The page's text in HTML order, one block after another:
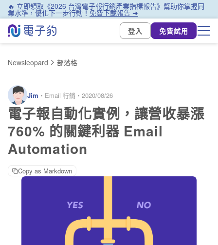
🔥 立即領取《2026 台灣電子報行銷產業指標報告》幫助你掌握同
業水準，優化下一步行動！免費下載報告 ➜
登入
免費試用
Newsleopard 部落格
Jim ・ Email 行銷 ・ 2020/08/26
電子報自動化實例，讓營收暴漲
760% 的關鍵利器 Email
Automation
Copy as Markdown